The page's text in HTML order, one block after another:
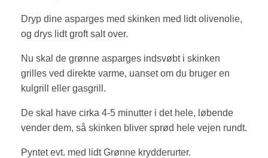
Dryp dine asparges med skinken med lidt olivenolie,
og drys lidt groft salt over.
Nu skal de grønne asparges indsvøbt i skinken
grilles ved direkte varme, uanset om du bruger en
kulgrill eller gasgrill.
De skal have cirka 4-5 minutter i det hele, løbende
vender dem, så skinken bliver sprød hele vejen rundt.
Pyntet evt. med lidt Grønne krydderurter.